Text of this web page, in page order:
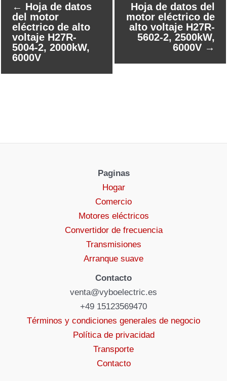
← Hoja de datos
del motor
eléctrico de alto
voltaje H27R-
5004-2, 2000kW,
6000V
Hoja de datos del
motor eléctrico de
alto voltaje H27R-
5602-2, 2500kW,
6000V →
Paginas
Hogar
Comercio
Motores eléctricos
Convertidor de frecuencia
Transmisiones
Arranque suave
Contacto
venta@vyboelectric.es
+49 15123569470
Términos y condiciones generales de negocio
Política de privacidad
Transporte
Contacto